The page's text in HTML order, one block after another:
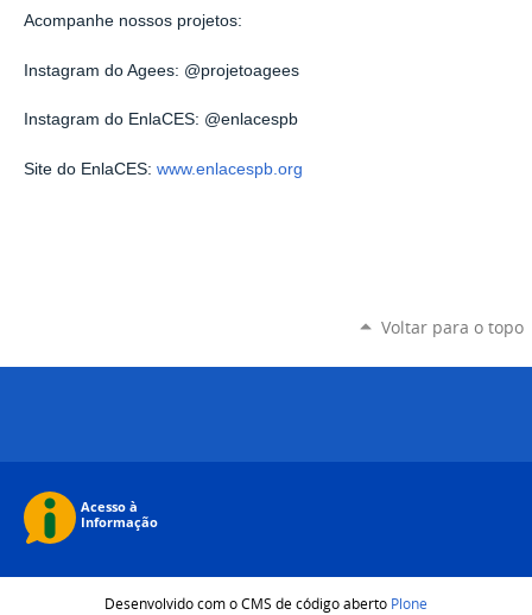
Acompanhe nossos projetos:
Instagram do Agees: @projetoagees
Instagram do EnlaCES: @enlacespb
Site do EnlaCES: www.enlacespb.org
Voltar para o topo
Desenvolvido com o CMS de código aberto Plone